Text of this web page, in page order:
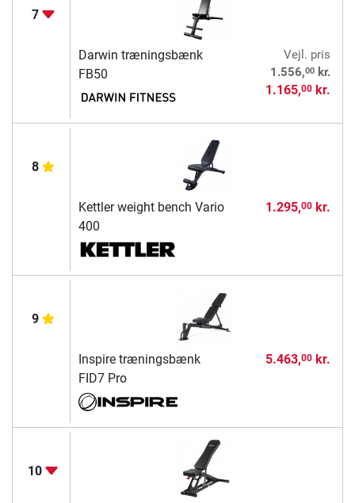
7
Darwin træningsbænk
FB50
Vejl. pris
1.556,00kr.
1.165,00kr.
8
Kettler weight bench Vario
400
1.295,00kr.
9
Inspire træningsbænk
FID7 Pro
5.463,00kr.
10